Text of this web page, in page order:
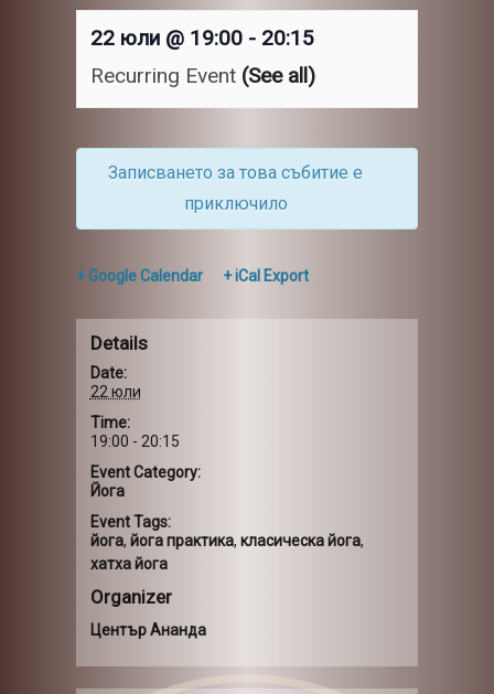
22 юли @ 19:00 - 20:15
Recurring Event (See all)
Записването за това събитие е
приключило
+ Google Calendar + iCal Export
Details
Date:
22 юли
Time:
19:00 - 20:15
Event Category:
Йога
Event Tags:
йога, йога практика, класическа йога,
хатха йога
Organizer
Център Ананда